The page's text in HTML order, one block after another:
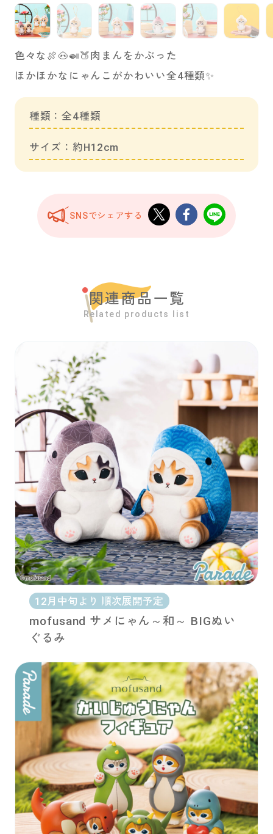
色々な🍖🐽🍛🍑肉まんをかぶった
ほかほかなにゃんこがかわいい全4種類✨
種類：全4種類
サイズ：約H12cm
SNSでシェアする
関連商品一覧
Related products list
12月中旬より 順次展開予定
mofusand サメにゃん～和～ BIGぬい
ぐるみ